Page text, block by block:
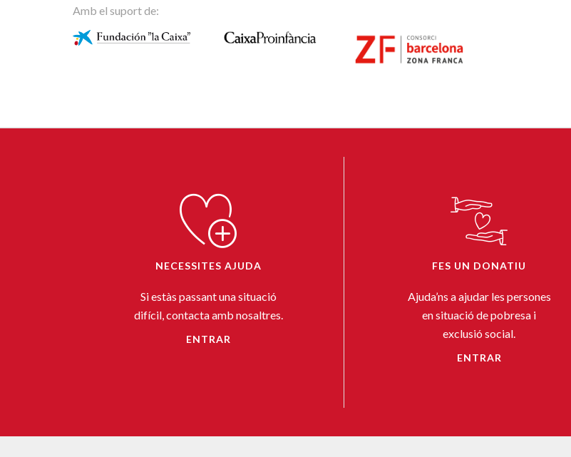
Amb el suport de:
NECESSITES AJUDA
Si estàs passant una situació
difícil, contacta amb nosaltres.
ENTRAR
FES UN DONATIU
Ajuda’ns a ajudar les persones
en situació de pobresa i
exclusió social.
ENTRAR